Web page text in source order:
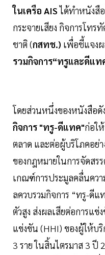
ในเครือ AISได้ทำหนังสื
กระจายเสียง กิจการโท
ชาติ (กสทช.) เพื่อชี้แจง
รวมกิจการ“ทรูและดีแท
โดยส่วนหนึ่งของหนังสือดั
กิจการ "ทรู-ดีแทค"ก่อใ
ตลาด และต่อผู้บริโภคอย่
ของกฎหมายในการจัดส
เกณฑ์การประมูลคลื่นควา
ลควบรวมกิจการ “ทรู-ดีแ
ตัวสูง ส่งผลเสียต่อการแ
แข่งขัน (HHI) ของผู้ให้บ
3 ราย ในสิ้นไตรมาส 3 ปี